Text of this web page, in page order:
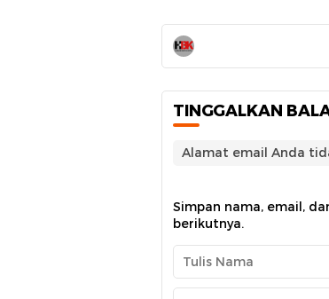
TINGGALKAN
Alamat email Anda
Simpan nama, email,
berikutnya.